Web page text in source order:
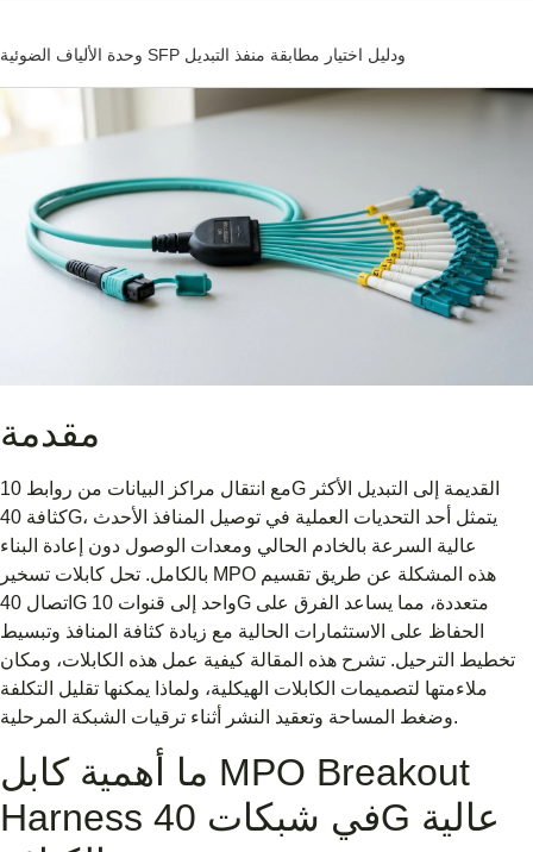
وحدة الألياف الضوئية SFP ودليل اختيار مطابقة منفذ التبديل
مقدمة
مع انتقال مراكز البيانات من روابط 10G القديمة إلى التبديل الأكثر
كثافة 40G، يتمثل أحد التحديات العملية في توصيل المنافذ الأحدث
عالية السرعة بالخادم الحالي ومعدات الوصول دون إعادة البناء
بالكامل. تحل كابلات تسخير MPO هذه المشكلة عن طريق تقسيم
اتصال 40G واحد إلى قنوات 10G متعددة، مما يساعد الفرق على
الحفاظ على الاستثمارات الحالية مع زيادة كثافة المنافذ وتبسيط
تخطيط الترحيل. تشرح هذه المقالة كيفية عمل هذه الكابلات، ومكان
ملاءمتها لتصميمات الكابلات الهيكلية، ولماذا يمكنها تقليل التكلفة
وضغط المساحة وتعقيد النشر أثناء ترقيات الشبكة المرحلية.
ما أهمية كابل MPO Breakout
Harness في شبكات 40G عالية